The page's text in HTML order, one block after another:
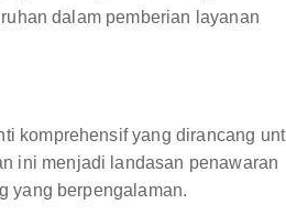
dalam pemberian layanan
komprehensif yang dirancang
ini menjadi landasan penawaran
yang berpengalaman.